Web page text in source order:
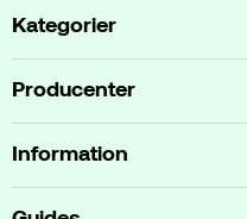
Kategorier
Producenter
Information